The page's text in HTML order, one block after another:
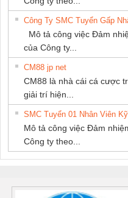
Công Ty SMC Tuyển Gấp
Mô tả công việc Đảm
của Công ty...
CM88 jp net
CM88 là nhà cái cá cược
giải trí hiện...
SMC Tuyển 01 Nhân Viên
Mô tả công việc Đảm
Công ty theo...